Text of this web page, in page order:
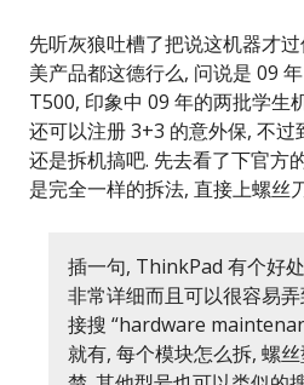
先听灰狼吐槽了把说这机器才
美产品都这德行么, 问说是 09
T500, 印象中 09 年的两批学生
还可以注册 3+3 的意外保, 不
还是拆机搞吧. 先去看了下官方
是完全一样的拆法, 直接上螺丝
插一句, ThinkPad 有个好
非常详细而且可以很容易
接搜 “hardware
就有, 每个模块怎么拆, 螺